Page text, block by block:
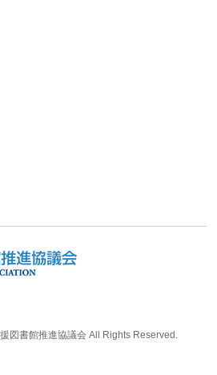
図書館推進協議会All Rights Reserved.